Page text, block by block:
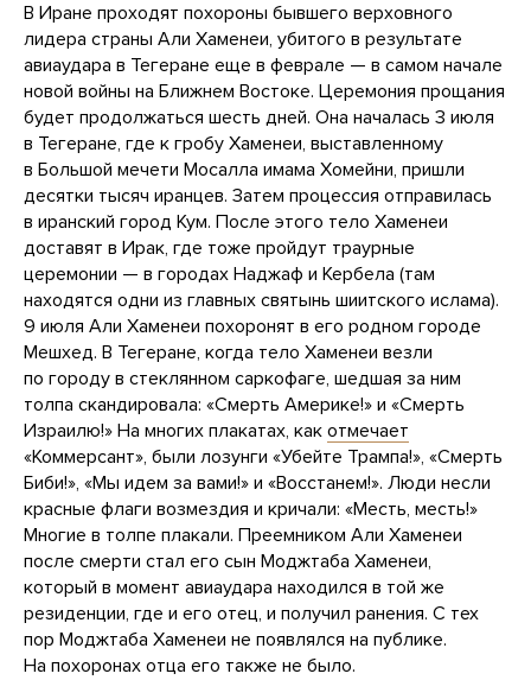
В Иране проходят похороны бывшего верховного
лидера страны Али Хаменеи, убитого в результате
авиаудара в Тегеране еще в феврале — в самом начале
новой войны на Ближнем Востоке. Церемония прощания
будет продолжаться шесть дней. Она началась 3 июля
в Тегеране, где к гробу Хаменеи, выставленному
в Большой мечети Мосалла имама Хомейни, пришли
десятки тысяч иранцев. Затем процессия отправилась
в иранский город Кум. После этого тело Хаменеи
доставят в Ирак, где тоже пройдут траурные
церемонии — в городах Наджаф и Кербела (там
находятся одни из главных святынь шиитского ислама).
9 июля Али Хаменеи похоронят в его родном городе
Мешхед. В Тегеране, когда тело Хаменеи везли
по городу в стеклянном саркофаге, шедшая за ним
толпа скандировала: «Смерть Америке!» и «Смерть
Израилю!» На многих плакатах, как отмечает
«Коммерсант», были лозунги «Убейте Трампа!», «Смерть
Биби!», «Мы идем за вами!» и «Восстанем!». Люди несли
красные флаги возмездия и кричали: «Месть, месть!»
Многие в толпе плакали. Преемником Али Хаменеи
после смерти стал его сын Моджтаба Хаменеи,
который в момент авиаудара находился в той же
резиденции, где и его отец, и получил ранения. С тех
пор Моджтаба Хаменеи не появлялся на публике.
На похоронах отца его также не было.